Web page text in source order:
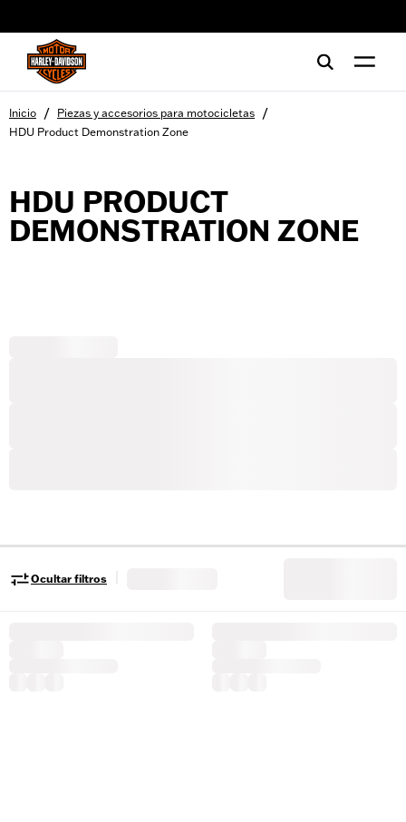
Inicio / Piezas y accesorios para motocicletas /
HDU Product Demonstration Zone
HDU PRODUCT
DEMONSTRATION ZONE
Ocultar filtros